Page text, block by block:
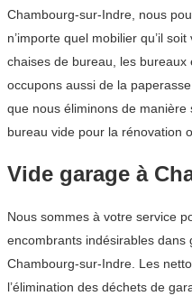
Chambourg-sur-Indre, nous
n’importe quel mobilier qu’il
chaises de bureau, les
occupons aussi de la
que nous éliminons de
bureau vide pour la rénovation
Vide garage à
Nous sommes à votre service
encombrants indésirables dans
Chambourg-sur-Indre. Les
l’élimination des déchets de